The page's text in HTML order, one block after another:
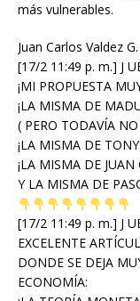
más vulnerables.
Juan Carlos Valdez G.
[17/2 11:49 p. m.] J
¡MI PROPUESTA
¡LA MISMA DE
( PERO TODAVÍA
¡LA MISMA DE
¡LA MISMA DE JUAN
Y LA MISMA DE
[17/2 11:49 p. m.] J
EXCELENTE
DONDE SE DEJA
ECONOMÍA: